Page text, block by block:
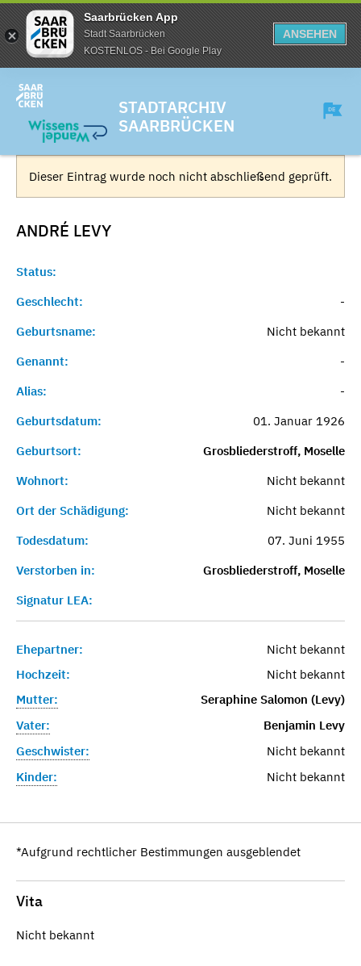
Saarbrücken App
Stadt Saarbrücken
KOSTENLOS - Bei Google Play
ANSEHEN
STADTARCHIV
SAARBRÜCKEN
Dieser Eintrag wurde noch nicht abschließend geprüft.
ANDRÉ LEVY
Status:
Geschlecht:
-
Geburtsname:
Nicht bekannt
Genannt:
-
Alias:
-
Geburtsdatum:
01. Januar 1926
Geburtsort:
Grosbliederstroff, Moselle
Wohnort:
Nicht bekannt
Ort der Schädigung:
Nicht bekannt
Todesdatum:
07. Juni 1955
Verstorben in:
Grosbliederstroff, Moselle
Signatur LEA:
Ehepartner:
Nicht bekannt
Hochzeit:
Nicht bekannt
Mutter:
Seraphine Salomon (Levy)
Vater:
Benjamin Levy
Geschwister:
Nicht bekannt
Kinder:
Nicht bekannt
*Aufgrund rechtlicher Bestimmungen ausgeblendet
Vita
Nicht bekannt